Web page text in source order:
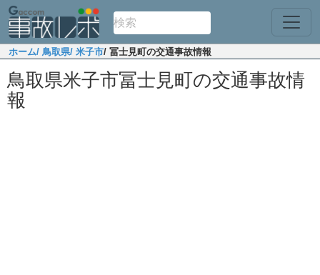
ホーム/ 鳥取県/ 米子市/ 冨士見町の交通事故情報
鳥取県米子市冨士見町の交通事故情
報